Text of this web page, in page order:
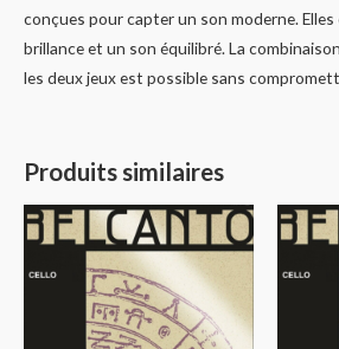
conçues pour capter un son moderne.
brillance et un son équilibré. La
les deux jeux est possible sans
Produits similaires